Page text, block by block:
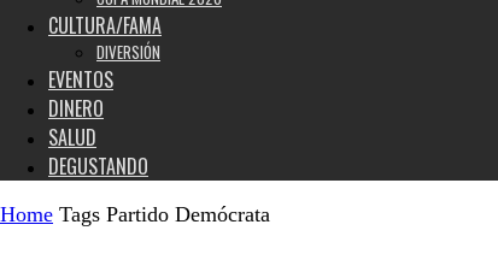
CULTURA/FAMA
DIVERSIÓN
EVENTOS
DINERO
SALUD
DEGUSTANDO
Home Tags Partido Demócrata